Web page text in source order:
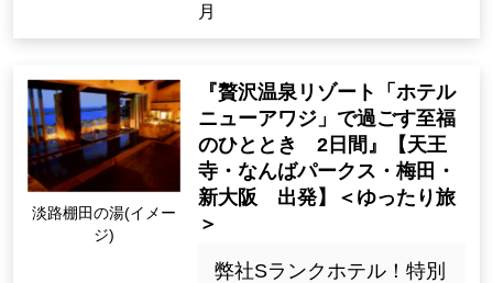
月
淡路棚田の湯(イメー
ジ)
『贅沢温泉リゾート「ホテル
ニューアワジ」で過ごす至福
のひととき 2日間』【天王
寺・なんばパークス・梅田・
新大阪 出発】＜ゆったり旅
＞
弊社Sランクホテル！特別